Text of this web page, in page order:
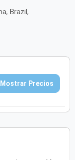
Brazil,
Mostrar Precios